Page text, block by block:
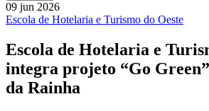
09 jun 2026
Escola de Hotelaria e Turismo do Oeste
Escola de Hotelaria e
integra projeto “Go
da Rainha